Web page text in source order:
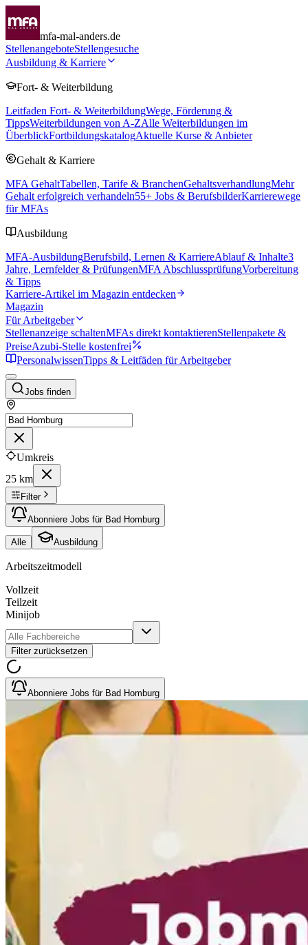
mfa-mal-anders.de
StellenangeboteStellengesuche
Ausbildung & Karriere
Fort- & Weiterbildung
Leitfaden Fort- & WeiterbildungWege, Förderung &
TippsWeiterbildungen von A-ZAlle Weiterbildungen im
ÜberblickFortbildungskatalogAktuelle Kurse & Anbieter
Gehalt & Karriere
MFA GehaltTabellen, Tarife & BranchenGehaltsverhandlungMehr
Gehalt erfolgreich verhandeln55+ Jobs & BerufsbilderKarrierewege
für MFAs
Ausbildung
MFA-AusbildungBerufsbild, Lernen & KarriereAblauf & Inhalte3
Jahre, Lernfelder & PrüfungenMFA AbschlussprüfungVorbereitung
& Tipps
Karriere-Artikel im Magazin entdecken
Magazin
Für Arbeitgeber
Stellenanzeige schaltenMFAs direkt kontaktierenStellenpakete &
PreiseAzubi-Stelle kostenfrei
PersonalwissenTipps & Leitfäden für Arbeitgeber
Jobs finden
Umkreis
25 km
Filter
Abonniere Jobs für Bad Homburg
Alle Ausbildung
Arbeitszeitmodell
Vollzeit
Teilzeit
Minijob
Filter zurücksetzen
Abonniere Jobs für Bad Homburg